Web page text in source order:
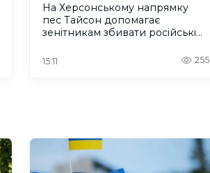
На Херсонському напрямку
пес Тайсон допомагає
зенітникам збивати російські
15:11 255